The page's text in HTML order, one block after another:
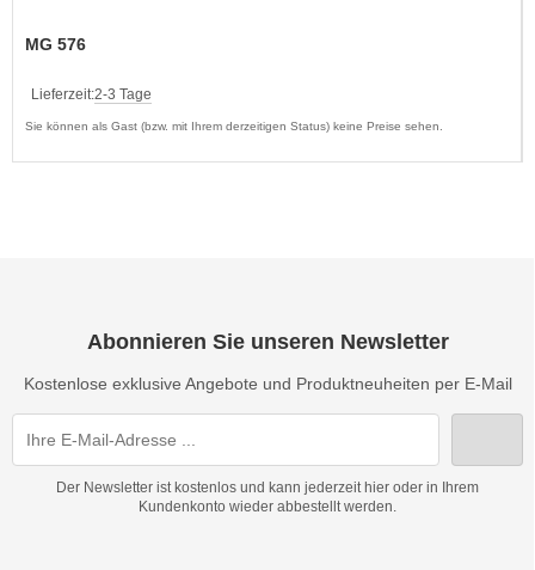
MG 576
Lieferzeit:2-3 Tage
Sie können als Gast (bzw. mit Ihrem derzeitigen Status) keine Preise sehen.
Abonnieren Sie unseren Newsletter
Kostenlose exklusive Angebote und Produktneuheiten per E-Mail
Der Newsletter ist kostenlos und kann jederzeit hier oder in Ihrem
Kundenkonto wieder abbestellt werden.